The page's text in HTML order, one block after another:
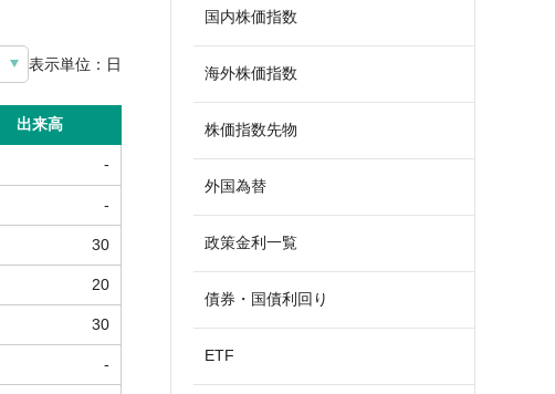
表示単位： 日
出来高
-
-
30
20
30
-
国内株価指数
海外株価指数
株価指数先物
外国為替
政策金利一覧
債券・国債利回り
ETF